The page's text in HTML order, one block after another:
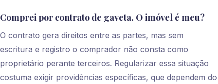
Comprei por contrato de gaveta. O imóvel é meu?
O contrato gera direitos entre as partes, mas sem
escritura e registro o comprador não consta como
proprietário perante terceiros. Regularizar essa situação
costuma exigir providências específicas, que dependem do